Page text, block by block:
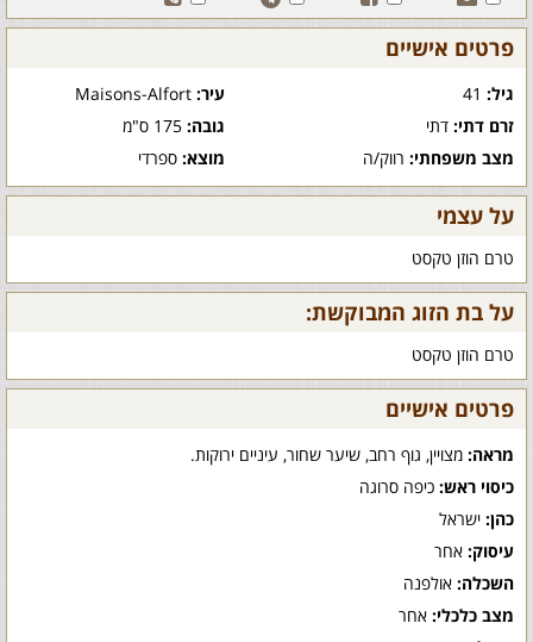
פרטים אישיים
גיל: עיר:Maisons-Alfort
זרם דתי: דתי גובה:175 ס"מ
מצב משפחתי: רווק/ה מוצא:ספרדי
על עצמי
טרם הוזן טקסט
על בת הזוג המבוקשת:
טרם הוזן טקסט
פרטים אישיים
מראה: מצויין, גוף רחב, שיער שחור, עיניים ירוקות.
כיסוי ראש: כיפה סרוגה
כהן: ישראל
עיסוק: אחר
השכלה: אולפנה
מצב כלכלי: אחר